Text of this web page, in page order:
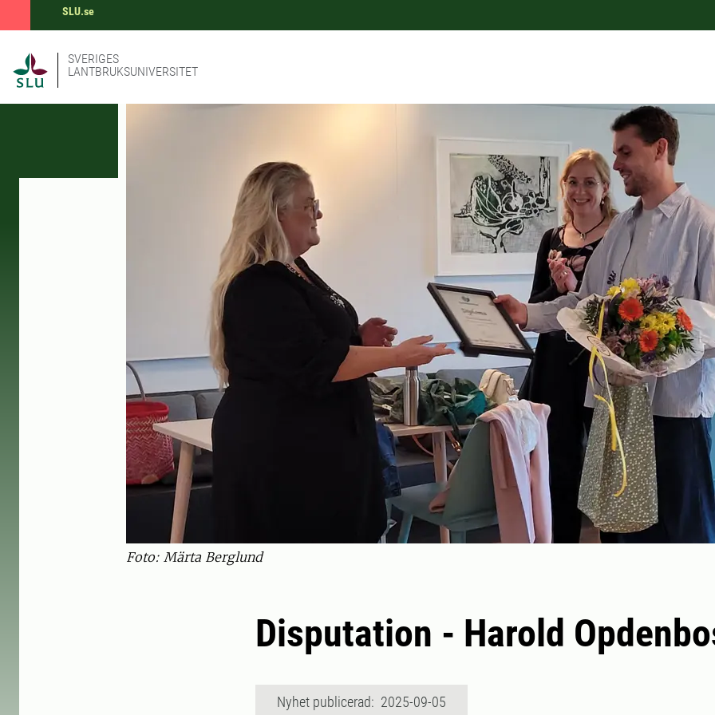
SLU.se
SVERIGES
LANTBRUKSUNIVERSITET
Foto: Märta Berglund
Disputation - Harold
Nyhet publicerad: 2025-09-05